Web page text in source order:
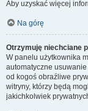
Aby uzyskać więcej
Na górę
Otrzymuję niechciane
W panelu użytkownika
automatyczne
od kogoś obraźliwe
witryny, którzy będą
jakichkolwiek